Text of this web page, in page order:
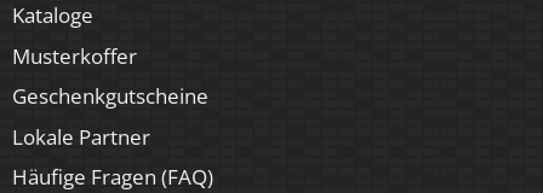
Kataloge
Musterkoffer
Geschenkgutscheine
Lokale Partner
Häufige Fragen (FAQ)